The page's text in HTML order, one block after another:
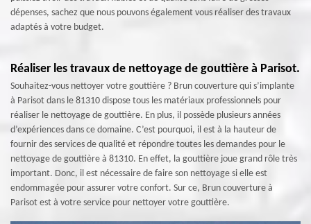
dépenses, sachez que nous pouvons également vous réaliser des travaux
adaptés à votre budget.
Réaliser les travaux de nettoyage de gouttière à Parisot.
Souhaitez-vous nettoyer votre gouttière ? Brun couverture qui s’implante
à Parisot dans le 81310 dispose tous les matériaux professionnels pour
réaliser le nettoyage de gouttière. En plus, il possède plusieurs années
d’expériences dans ce domaine. C’est pourquoi, il est à la hauteur de
fournir des services de qualité et répondre toutes les demandes pour le
nettoyage de gouttière à 81310. En effet, la gouttière joue grand rôle très
important. Donc, il est nécessaire de faire son nettoyage si elle est
endommagée pour assurer votre confort. Sur ce, Brun couverture à
Parisot est à votre service pour nettoyer votre gouttière.